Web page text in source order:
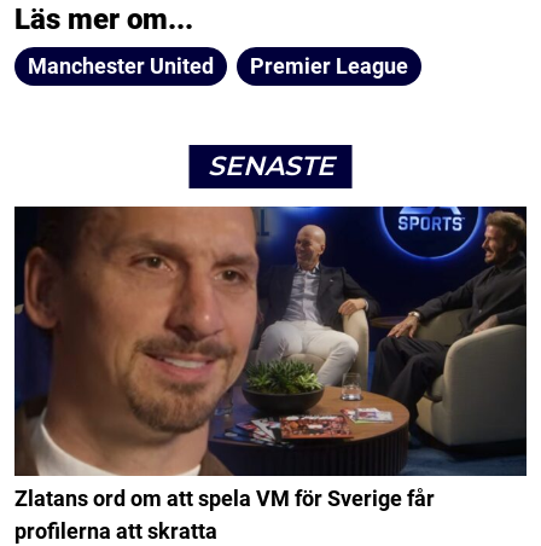
Läs mer om...
Manchester United Premier League
SENASTE
Zlatans ord om att spela VM för Sverige får
profilerna att skratta